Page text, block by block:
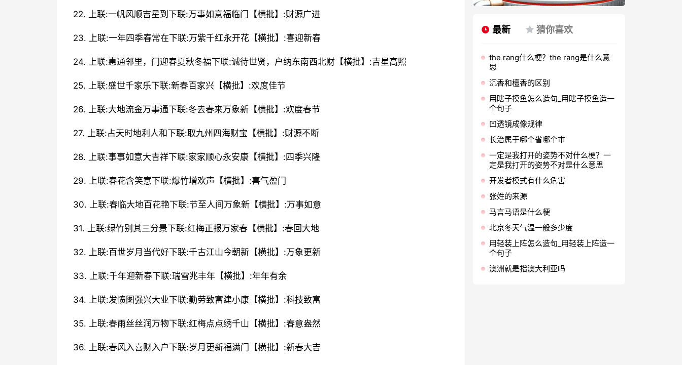
22. 上联:一帆风顺吉星到下联:万事如意福临门【横批】:财源广进
23. 上联:一年四季春常在下联:万紫千红永开花【横批】:喜迎新春
24. 上联:惠通邻里，门迎春夏秋冬福下联:诚待世贤，户纳东南西北财【横批】:吉星高照
25. 上联:盛世千家乐下联:新春百家兴【横批】:欢度佳节
26. 上联:大地流金万事通下联:冬去春来万象新【横批】:欢度春节
27. 上联:占天时地利人和下联:取九州四海财宝【横批】:财源不断
28. 上联:事事如意大吉祥下联:家家顺心永安康【横批】:四季兴隆
29. 上联:春花含笑意下联:爆竹增欢声【横批】:喜气盈门
30. 上联:春临大地百花艳下联:节至人间万象新【横批】:万事如意
31. 上联:绿竹别其三分景下联:红梅正报万家春【横批】:春回大地
32. 上联:百世岁月当代好下联:千古江山今朝新【横批】:万象更新
33. 上联:千年迎新春下联:瑞雪兆丰年【横批】:年年有余
34. 上联:发愤图强兴大业下联:勤劳致富建小康【横批】:科技致富
35. 上联:春雨丝丝润万物下联:红梅点点绣千山【横批】:春意盎然
36. 上联:春风入喜财入户下联:岁月更新福满门【横批】:新春大吉
最新 猜你喜欢
the rang什么梗？the rang是什么意
思
沉香和檀香的区别
用瞎子摸鱼怎么造句_用瞎子摸鱼造一
个句子
凹透镜成像规律
长治属于哪个省哪个市
一定是我打开的姿势不对什么梗？一
定是我打开的姿势不对是什么意思
开发者模式有什么危害
张姓的来源
马言马语是什么梗
北京冬天气温一般多少度
用轻装上阵怎么造句_用轻装上阵造一
个句子
澳洲就是指澳大利亚吗